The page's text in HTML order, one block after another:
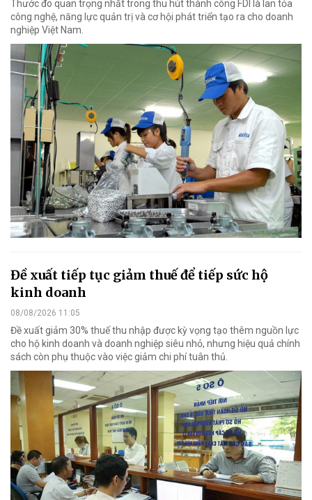
Thước đo quan trọng nhất trong thu hút thành công FDI là lan tỏa
công nghệ, năng lực quản trị và cơ hội phát triển tạo ra cho doanh
nghiệp Việt Nam.
Đề xuất tiếp tục giảm thuế để tiếp sức hộ
kinh doanh
08/08/2026 11:05
Đề xuất giảm 30% thuế thu nhập được kỳ vọng tạo thêm nguồn lực
cho hộ kinh doanh và doanh nghiệp siêu nhỏ, nhưng hiệu quả chính
sách còn phụ thuộc vào việc giảm chi phí tuân thủ.